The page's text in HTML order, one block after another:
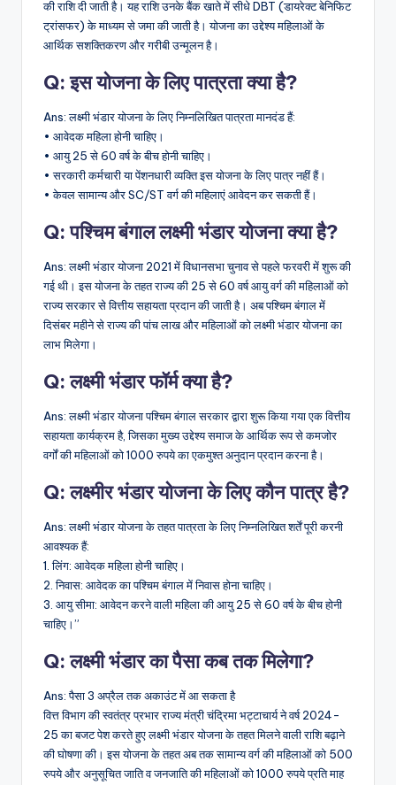
की राशि दी जाती है। यह राशि उनके बैंक खाते में सीधे DBT (डायरेक्ट बेनिफिट
ट्रांसफर) के माध्यम से जमा की जाती है। योजना का उद्देश्य महिलाओं के
आर्थिक सशक्तिकरण और गरीबी उन्मूलन है।
Q:इस योजना के लिए पात्रता क्या है?
Ans: लक्ष्मी भंडार योजना के लिए निम्नलिखित पात्रता मानदंड हैं:
• आवेदक महिला होनी चाहिए।
• आयु 25 से 60 वर्ष के बीच होनी चाहिए।
• सरकारी कर्मचारी या पेंशनधारी व्यक्ति इस योजना के लिए पात्र नहीं हैं।
• केवल सामान्य और SC/ST वर्ग की महिलाएं आवेदन कर सकती हैं।
Q: पश्चिम बंगाल लक्ष्मी भंडार योजना क्या है?
Ans: लक्ष्मी भंडार योजना 2021 में विधानसभा चुनाव से पहले फरवरी में शुरू की
गई थी। इस योजना के तहत राज्य की 25 से 60 वर्ष आयु वर्ग की महिलाओं को
राज्य सरकार से वित्तीय सहायता प्रदान की जाती है। अब पश्चिम बंगाल में
दिसंबर महीने से राज्य की पांच लाख और महिलाओं को लक्ष्मी भंडार योजना का
लाभ मिलेगा।
Q: लक्ष्मी भंडार फॉर्म क्या है?
Ans: लक्ष्मी भंडार योजना पश्चिम बंगाल सरकार द्वारा शुरू किया गया एक वित्तीय
सहायता कार्यक्रम है, जिसका मुख्य उद्देश्य समाज के आर्थिक रूप से कमजोर
वर्गों की महिलाओं को 1000 रुपये का एकमुश्त अनुदान प्रदान करना है।
Q: लक्ष्मीर भंडार योजना के लिए कौन पात्र है?
Ans: लक्ष्मी भंडार योजना के तहत पात्रता के लिए निम्नलिखित शर्तें पूरी करनी
आवश्यक हैं:
1. लिंग: आवेदक महिला होनी चाहिए।
2. निवास: आवेदक का पश्चिम बंगाल में निवास होना चाहिए।
3. आयु सीमा: आवेदन करने वाली महिला की आयु 25 से 60 वर्ष के बीच होनी
चाहिए।”
Q: लक्ष्मी भंडार का पैसा कब तक मिलेगा?
Ans: पैसा 3 अप्रैल तक अकाउंट में आ सकता है
वित्त विभाग की स्वतंत्र प्रभार राज्य मंत्री चंद्रिमा भट्टाचार्य ने वर्ष 2024-
25 का बजट पेश करते हुए लक्ष्मी भंडार योजना के तहत मिलने वाली राशि बढ़ाने
की घोषणा की। इस योजना के तहत अब तक सामान्य वर्ग की महिलाओं को 500
रुपये और अनुसूचित जाति व जनजाति की महिलाओं को 1000 रुपये प्रति माह